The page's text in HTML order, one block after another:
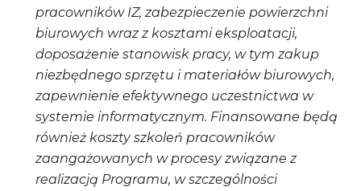
pracowników IZ, zabezpieczenie powierzchni
biurowych wraz z kosztami eksploatacji,
doposażenie stanowisk pracy, w tym zakup
niezbędnego sprzętu i materiałów biurowych,
zapewnienie efektywnego uczestnictwa w
systemie informatycznym. Finansowane będą
również koszty szkoleń pracowników
zaangażowanych w procesy związane z
realizacją Programu, w szczególności